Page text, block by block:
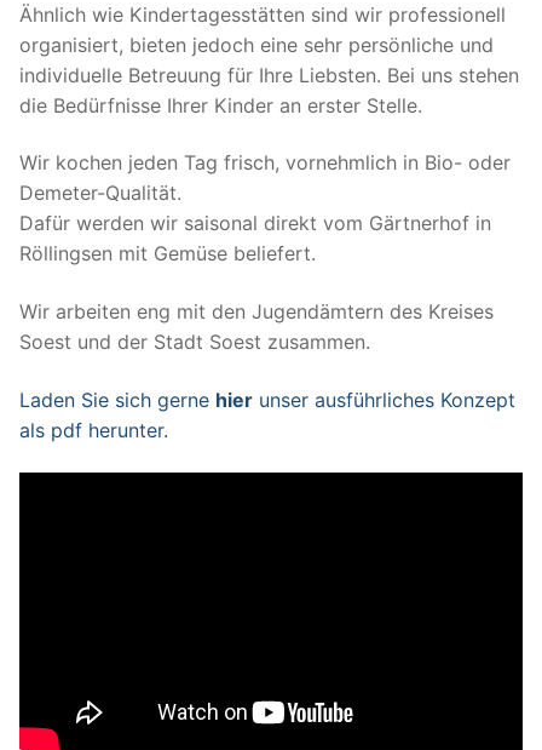
Ähnlich wie Kindertagesstätten sind wir professionell
organisiert, bieten jedoch eine sehr persönliche und
individuelle Betreuung für Ihre Liebsten. Bei uns stehen
die Bedürfnisse Ihrer Kinder an erster Stelle.
Wir kochen jeden Tag frisch, vornehmlich in Bio- oder
Demeter-Qualität.
Dafür werden wir saisonal direkt vom Gärtnerhof in
Röllingsen mit Gemüse beliefert.
Wir arbeiten eng mit den Jugendämtern des Kreises
Soest und der Stadt Soest zusammen.
Laden Sie sich gerne hier unser ausführliches Konzept
als pdf herunter.